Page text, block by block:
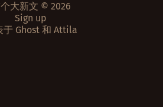
大新文 © 2026
Sign up
于 Ghost和 Attila